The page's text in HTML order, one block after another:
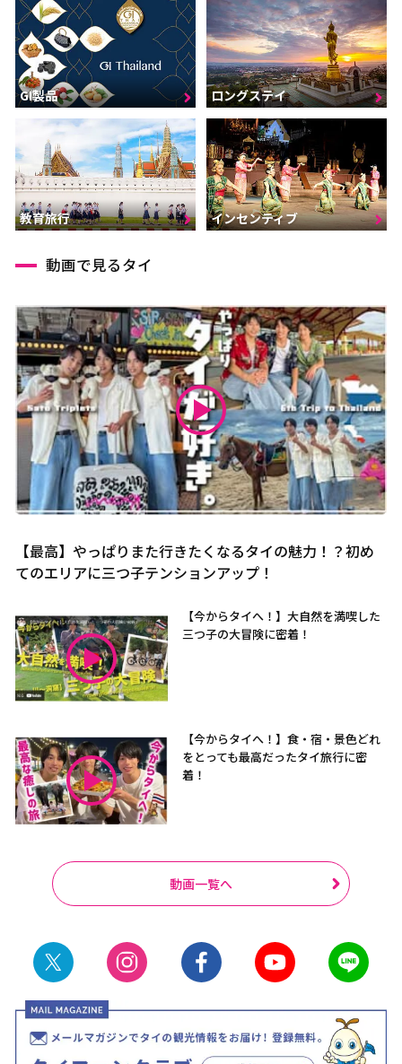
GI製品 ロングステイ
教育旅行 インセンティブ
動画で見るタイ
【最高】やっぱりまた行きたくなるタイの魅力！？初め
てのエリアに三つ子テンションアップ！
【今からタイへ！】大自然を満喫した
三つ子の大冒険に密着！
【今からタイへ！】食・宿・景色どれ
をとっても最高だったタイ旅行に密
着！
動画一覧へ